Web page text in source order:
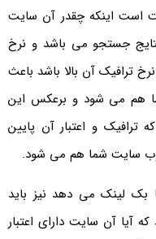
است اینکه چقدر آن سایت
جستجو می باشد و نرخ
ترافیک آن بالا باشد باعث
هم می شود و برعکس این
و اعتبار آن پایین
سایت شما هم می شود.
لینک می دهد نیز باید
آیا آن سایت دارای اعتبار